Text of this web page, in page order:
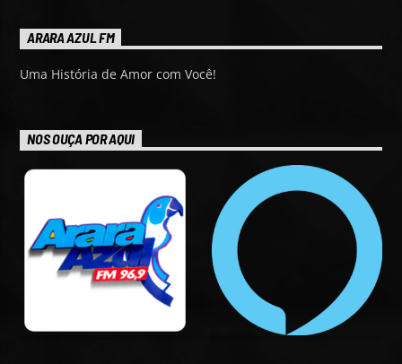
ARARA AZUL FM
Uma História de Amor com Você!
NOS OUÇA POR AQUI